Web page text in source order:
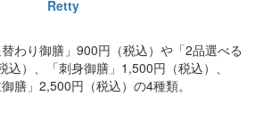
Retty
わり御膳」900円（税込）や「2品選べる
）、「刺身御膳」1,500円（税込）、
膳」2,500円（税込）の4種類。